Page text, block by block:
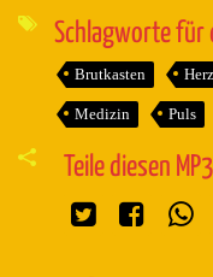
Schlagworte für
Brutkasten Herz
Medizin Puls
Teile diesen